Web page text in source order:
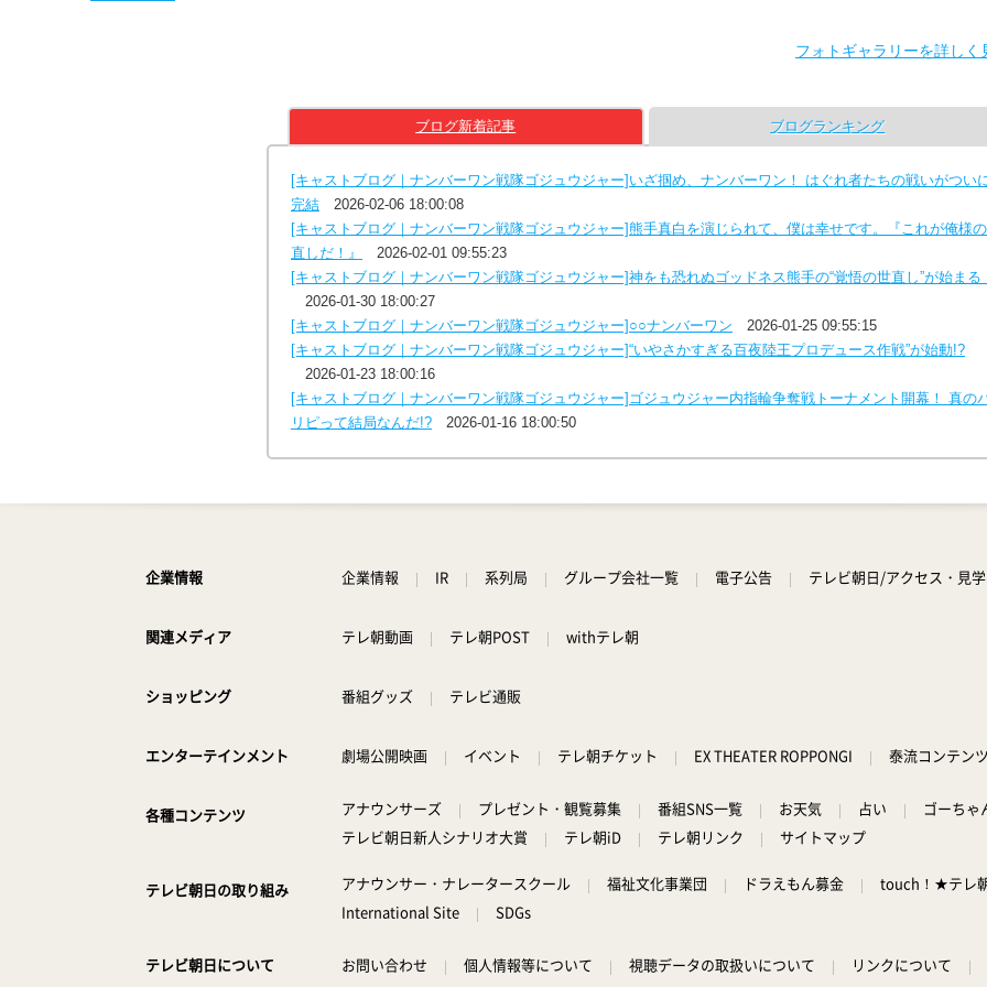
フォトギャラリーを詳し
ブログ新着記事 ブログランキング
[キャストブログ｜ナンバーワン戦隊ゴジュウジャー]いざ掴め、ナンバーワン！ はぐれ者たちの戦いがつい
完結
2026-02-06 18:00:08
[キャストブログ｜ナンバーワン戦隊ゴジュウジャー]熊手真白を演じられて、僕は幸せです。『これが俺様
直しだ！』
2026-02-01 09:55:23
[キャストブログ｜ナンバーワン戦隊ゴジュウジャー]神をも恐れぬゴッドネス熊手の“覚悟の世直し”が始まる
2026-01-30 18:00:27
[キャストブログ｜ナンバーワン戦隊ゴジュウジャー]○○ナンバーワン
2026-01-25 09:55:15
[キャストブログ｜ナンバーワン戦隊ゴジュウジャー]“いやさかすぎる百夜陸王プロデュース作戦”が始動!?
2026-01-23 18:00:16
[キャストブログ｜ナンバーワン戦隊ゴジュウジャー]ゴジュウジャー内指輪争奪戦トーナメント開幕！ 真の
リピって結局なんだ!?
2026-01-16 18:00:50
企業情報 企業情報 IR 系列局 グループ会社一覧 電子公告 テレビ朝日/アクセス・見
関連メディア テレ朝動画 テレ朝POST withテレ朝
ショッピング 番組グッズ テレビ通販
エンターテインメント 劇場公開映画 イベント テレ朝チケット EX THEATER ROPPONGI 泰流コンテンツ
各種コンテンツ アナウンサーズ プレゼント・観覧募集 番組SNS一覧 お天気 占い ゴーちゃ
テレビ朝日新人シナリオ大賞
テレ朝iD テレ朝リンク サイトマップ
テレビ朝日の取り組み アナウンサー・ナレータースクール 福祉文化事業団 ドラえもん募金 touch！★テレ
International Site
SDGs
テレビ朝日について お問い合わせ 個人情報等について 視聴データの取扱いについて リンクについて